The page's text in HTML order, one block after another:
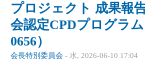
プロジェクト 成果報
会認定CPDプログラム
0656）
会長特別委員会 - 水, 2026-06-10 17:04